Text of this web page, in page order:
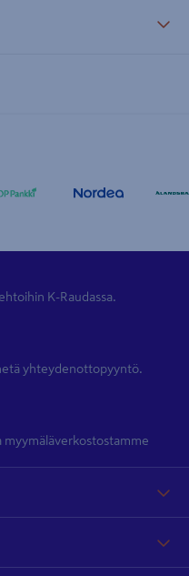
K-Raudassa.
yhteydenottopyyntö.
myymäläverkostostamme